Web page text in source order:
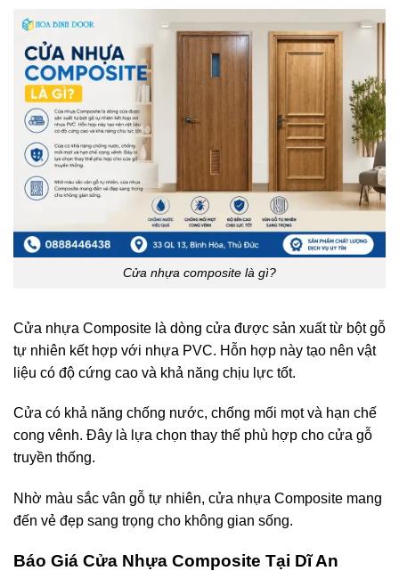
Cửa nhựa composite là gì?
Cửa nhựa Composite là dòng cửa được sản xuất từ bột gỗ
tự nhiên kết hợp với nhựa PVC. Hỗn hợp này tạo nên vật
liệu có độ cứng cao và khả năng chịu lực tốt.
Cửa có khả năng chống nước, chống mối mọt và hạn chế
cong vênh. Đây là lựa chọn thay thế phù hợp cho cửa gỗ
truyền thống.
Nhờ màu sắc vân gỗ tự nhiên, cửa nhựa Composite mang
đến vẻ đẹp sang trọng cho không gian sống.
Báo Giá Cửa Nhựa Composite Tại Dĩ An